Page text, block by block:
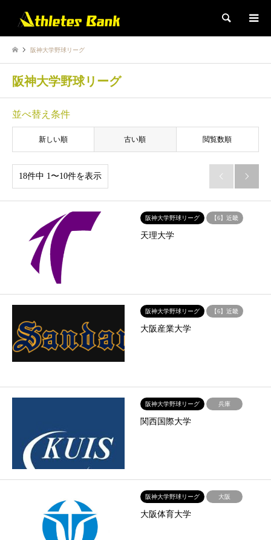
検索
阪神大学野球リーグ
阪神大学野球リーグ
並べ替え条件
新しい順 古い順 閲覧数順
18件中 1〜10件を表示  
阪神大学野球リーグ 【6】近畿
天理大学
阪神大学野球リーグ 【6】近畿
大阪産業大学
阪神大学野球リーグ 兵庫
関西国際大学
阪神大学野球リーグ 大阪
大阪体育大学